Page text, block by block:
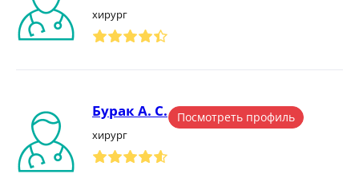
хирург
Бурак А. С.
хирург
Посмотреть профиль